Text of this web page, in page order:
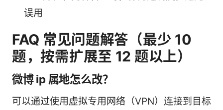
误用
FAQ 常见问题解答（最少 10
题，按需扩展至 12 题以上）
微博 ip 属地怎么改？
可以通过使用虚拟专用网络（VPN）连接到目标